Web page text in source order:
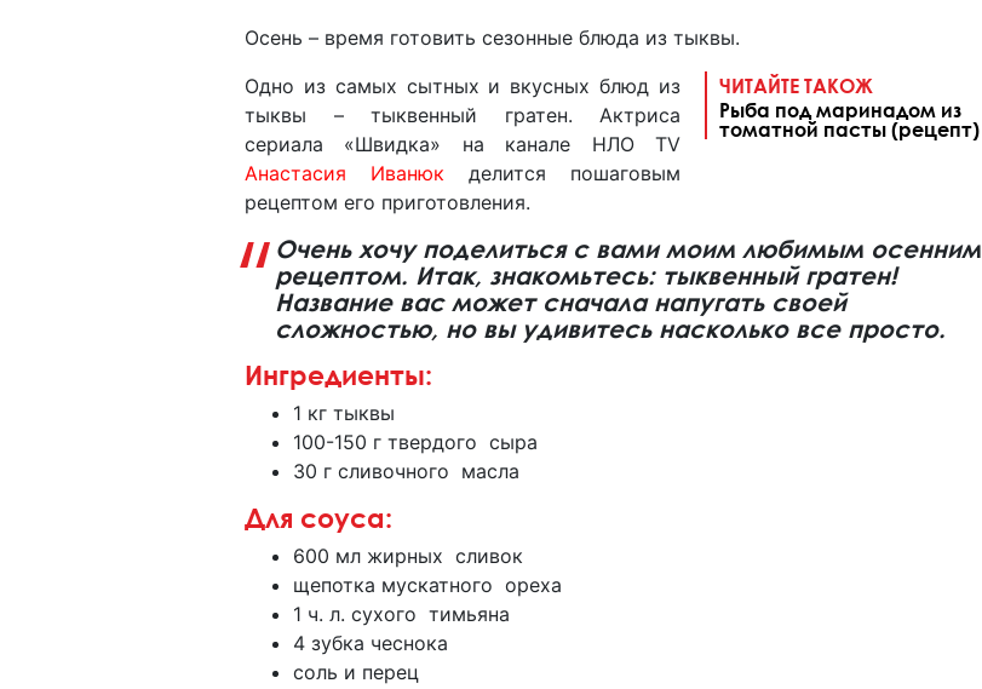
Осень – время готовить сезонные блюда из тыквы.
ЧИТАЙТЕ ТАКОЖ
Рыба под маринадом из
томатной пасты (рецепт)
Одно из самых сытных и вкусных блюд из
тыквы – тыквенный гратен. Актриса
сериала «Швидка» на канале НЛО TV
Анастасия Иванюк делится пошаговым
рецептом его приготовления.
Очень хочу поделиться с вами моим любимым осенним
рецептом. Итак, знакомьтесь: тыквенный гратен!
Название вас может сначала напугать своей
сложностью, но вы удивитесь насколько все просто.
Ингредиенты:
1 кг тыквы
100-150 г твердого сыра
30 г сливочного масла
Для соуса:
600 мл жирных сливок
щепотка мускатного ореха
1 ч. л. сухого тимьяна
4 зубка чеснока
соль и перец